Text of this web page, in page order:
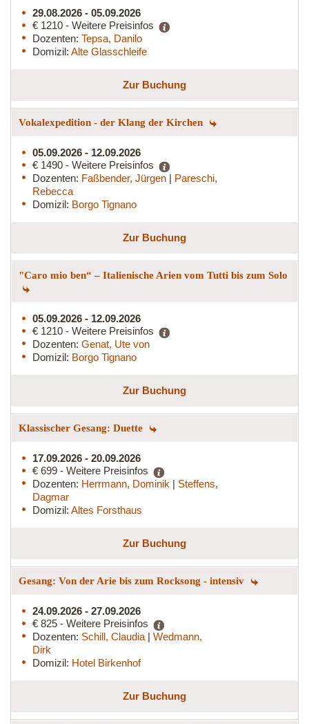
29.08.2026 - 05.09.2026
€ 1210 - Weitere Preisinfos
Dozenten: Tepsa, Danilo
Domizil: Alte Glasschleife
Zur Buchung
Vokalexpedition - der Klang der Kirchen
05.09.2026 - 12.09.2026
€ 1490 - Weitere Preisinfos
Dozenten: Faßbender, Jürgen | Pareschi,
Rebecca
Domizil: Borgo Tignano
Zur Buchung
"Caro mio ben“ – Italienische Arien vom Tutti bis zum Solo
05.09.2026 - 12.09.2026
€ 1210 - Weitere Preisinfos
Dozenten: Genat, Ute von
Domizil: Borgo Tignano
Zur Buchung
Klassischer Gesang: Duette
17.09.2026 - 20.09.2026
€ 699 - Weitere Preisinfos
Dozenten: Herrmann, Dominik | Steffens,
Dagmar
Domizil: Altes Forsthaus
Zur Buchung
Gesang: Von der Arie bis zum Rocksong - intensiv
24.09.2026 - 27.09.2026
€ 825 - Weitere Preisinfos
Dozenten: Schill, Claudia | Wedmann,
Dirk
Domizil: Hotel Birkenhof
Zur Buchung